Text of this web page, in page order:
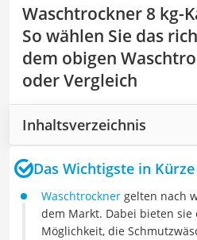
Waschtrockner 8 kg-
So wählen Sie das
dem obigen
oder Vergleich
Inhaltsverzeichnis
Das Wichtigste in Kürze
Waschtrockner gelten nach
dem Markt. Dabei bieten
Möglichkeit, die